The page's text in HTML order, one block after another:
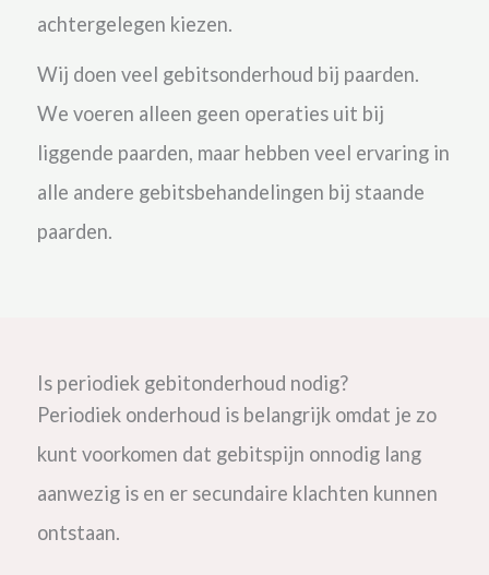
achtergelegen kiezen.
Wij doen veel gebitsonderhoud bij paarden.
We voeren alleen geen operaties uit bij
liggende paarden, maar hebben veel ervaring in
alle andere gebitsbehandelingen bij staande
paarden.
Is periodiek gebitonderhoud nodig?
Periodiek onderhoud is belangrijk omdat je zo
kunt voorkomen dat gebitspijn onnodig lang
aanwezig is en er secundaire klachten kunnen
ontstaan.